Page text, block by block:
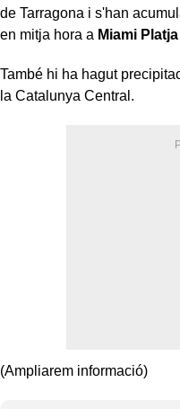
de Tarragona i s'han
en mitja hora a Miami Platja
També hi ha hagut
la Catalunya Central.
(Ampliarem informació)